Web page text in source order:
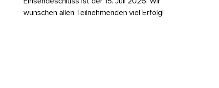
wünschen allen Teilnehmenden viel Erfolg!